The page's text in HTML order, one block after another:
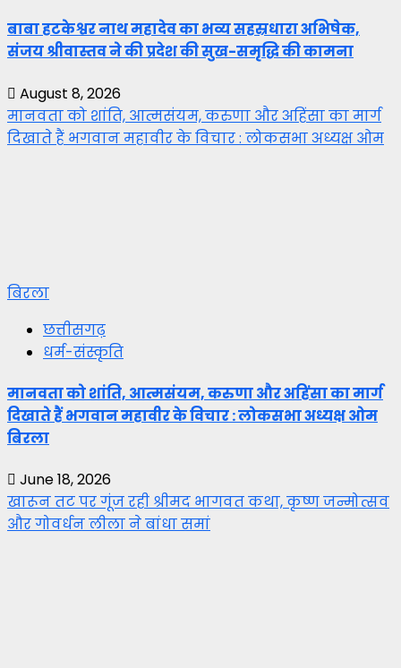
बाबा हटकेश्वर नाथ महादेव का भव्य सहस्रधारा अभिषेक,
संजय श्रीवास्तव ने की प्रदेश की सुख-समृद्धि की कामना
August 8, 2026
मानवता को शांति, आत्मसंयम, करुणा और अहिंसा का मार्ग
दिखाते हैं भगवान महावीर के विचार : लोकसभा अध्यक्ष ओम
बिरला
छत्तीसगढ़
धर्म-संस्कृति
मानवता को शांति, आत्मसंयम, करुणा और अहिंसा का मार्ग
दिखाते हैं भगवान महावीर के विचार : लोकसभा अध्यक्ष ओम
बिरला
June 18, 2026
खारून तट पर गूंज रही श्रीमद भागवत कथा, कृष्ण जन्मोत्सव
और गोवर्धन लीला ने बांधा समां